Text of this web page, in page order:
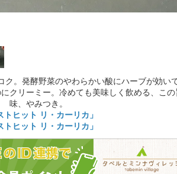
ク。発酵野菜のやわらかい酸にハーブが効い
クリーミー。冷めても美味しく飲める、この
味、やみつき。
トヒット リ・カーリカ」
トヒット リ・カーリカ」